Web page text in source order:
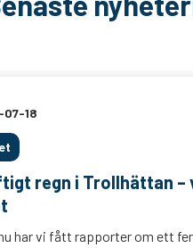
18
regn i Trollhättan –
har vi fått rapporter om ett